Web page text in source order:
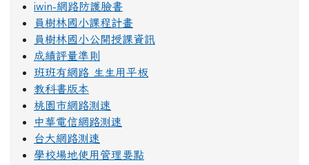
iwin-網路防護臉書
員樹林國小課程計畫
員樹林國小公開授課資訊
成績評量準則
班班有網路 生生用平板
教科書版本
桃園市網路測速
中華電信網路測速
台大網路測速
學校場地使用管理要點